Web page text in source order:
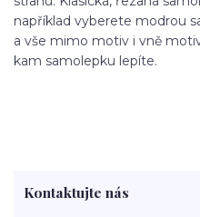
například vyberete modrou
a vše mimo motiv i vně
kam samolepku lepíte.
Kontaktujte nás